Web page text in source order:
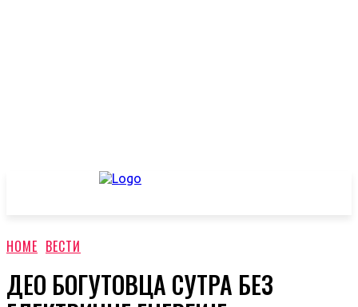
HOME ВЕСТИ
ДЕО БОГУТОВЦА СУТРА БЕЗ